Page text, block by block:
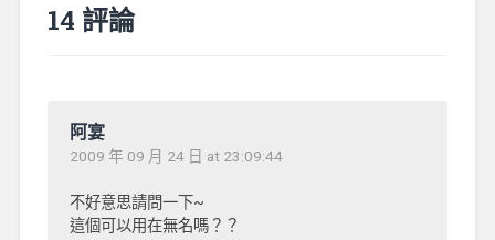
14 評論
阿宴
2009 年 09 月 24 日 at 23:09:44
不好意思請問一下~
這個可以用在無名嗎？？